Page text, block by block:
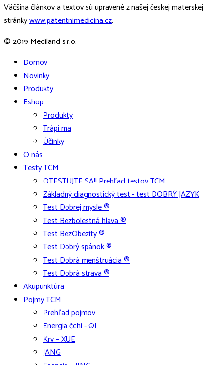
Väčšina článkov a textov sú upravené z našej českej materskej
stránkywww.patentnimedicina.cz.
© 2019 Mediland s.r.o.
Domov
Novinky
Produkty
Eshop
Produkty
Trápi ma
Účinky
O nás
Testy TCM
OTESTUJTE SA!! Prehľad testov TCM
Základný diagnostický test - test DOBRÝ JAZYK
Test Dobrej mysle ®
Test Bezbolestná hlava ®
Test BezObezity ®
Test Dobrý spánok ®
Test Dobrá menštruácia ®
Test Dobrá strava ®
Akupunktúra
Pojmy TCM
Prehľad pojmov
Energia čchi - QI
Krv – XUE
JANG